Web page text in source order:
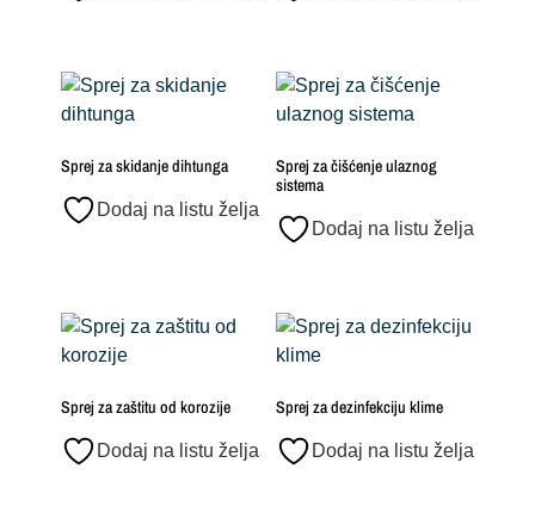
Sprej za skidanje dihtunga
Dodaj na listu želja
Sprej za čišćenje ulaznog
sistema
Dodaj na listu želja
Sprej za zaštitu od korozije
Dodaj na listu želja
Sprej za dezinfekciju klime
Dodaj na listu želja